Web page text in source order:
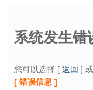
系统发生错
您可以选择 [ 返回 ]
[ 错误信息 ]